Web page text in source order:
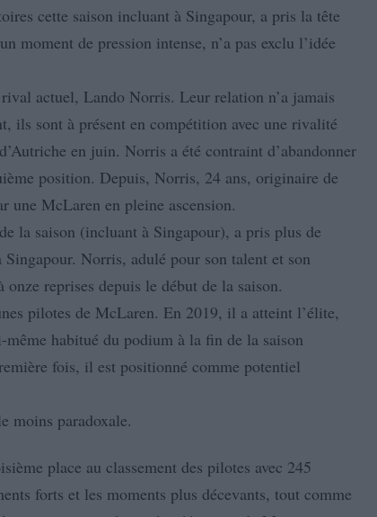
cette saison incluant à Singapour, a pris la tête
moment de pression intense, n’a pas exclu l’idée
actuel, Lando Norris. Leur relation n’a jamais
ils sont à présent en compétition avec une rivalité
en juin. Norris a été contraint d’abandonner
position. Depuis, Norris, 24 ans, originaire de
une McLaren en pleine ascension.
la saison (incluant à Singapour), a pris plus de
Norris, adulé pour son talent et son
reprises depuis le début de la saison.
pilotes de McLaren. En 2019, il a atteint l’élite,
habitué du podium à la fin de la saison
fois, il est positionné comme potentiel
moins paradoxale.
place au classement des pilotes avec 245
forts et les moments plus décevants, tout comme